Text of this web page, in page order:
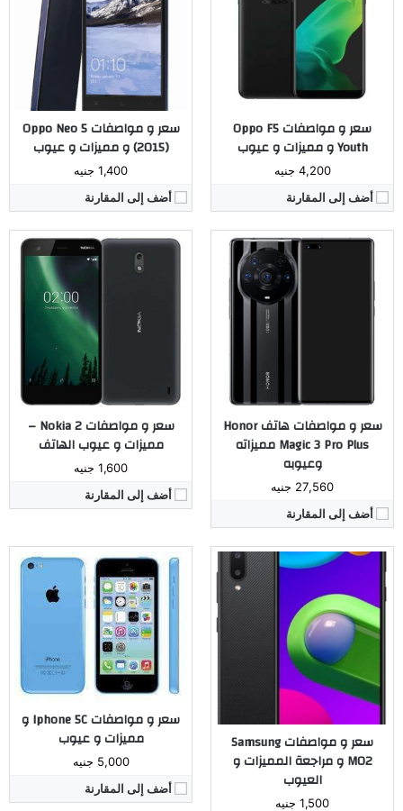
سعر و مواصفات Oppo F5
Youth و مميزات و عيوب
4,200 جنيه
أضف إلى المقارنة
سعر و مواصفات Oppo Neo 5
(2015) و مميزات و عيوب
1,400 جنيه
أضف إلى المقارنة
سعر و مواصفات هاتف Honor
Magic 3 Pro Plus مميزاته
وعيوبه
27,560 جنيه
أضف إلى المقارنة
الشاشة:
البطارية:4600 ملي امبير
نظام التشغيل:اندرويد 11
مراجعة كاملة ←
سعر و مواصفات Nokia 2 –
مميزات و عيوب الهاتف
1,600 جنيه
أضف إلى المقارنة
ذاكرة داخليه / رام:8 جيجا بايت / 1 جيجا بايت
الشاشة:LTPS IPS LCD بحجم 5 إنش
ليثيوم أيون 4100 ملّي أمبير
نظام التشغيل:أندرويد 7.1.1 نوجا
مراجعة كاملة ←
سعر و مواصفات Samsung
M02 و مراجعة المميزات و
العيوب
1,500 جنيه
ذاكرة داخليه / رام:
سعر و مواصفات Iphone 5C و
مميزات و عيوب
5,000 جنيه
أضف إلى المقارنة
خلفية 8 ميجا بيكسل - امامية 1.2 ميجا بيكسل
ذاكرة داخليه / رام:
البطارية:
نظام التشغيل:
مراجعة كاملة ←
المُعالج:Qualcomm Snapdragon 690G 5G
الكاميرا: الخلفية 64/ 2 / 2 ميجا بيكسل _ الأمامية 16 ميجا بيكسا
ذاكرة داخليه / رام:8 جيجا رام
المُعالج:Mediatek MT658 رباعي النواة
الكاميرا:خلفية مزدوجة 13 و 0.3 ميجا بكسل، أمامية 8 ميجا بكسل
ذاكرة داخليه / رام:
الشاشة:IPS LCD بحجم 6.2 إنش
البطارية:ليثيوم بوليمر بسعة 4000 ملّي أمبير
نظام التشغيل:أندرويد 8.0 أوريو
مراجعة كاملة ←